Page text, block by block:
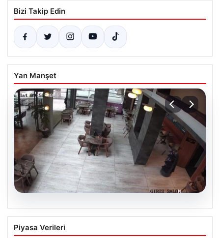
Bizi Takip Edin
Yan Manşet
Garson robot kendini merdivenlerden
attı. Çalışma stresi yaşayan robota 3
Piyasa Verileri